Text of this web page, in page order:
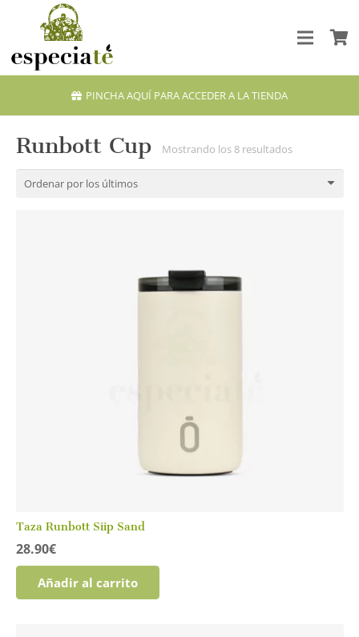
PINCHA AQUÍ PARA ACCEDER A LA TIENDA
Runbott Cup Mostrando los 8 resultadosOrdenado
por
Taza Runbott Siip Sand
28.90€
Añadir al carrito